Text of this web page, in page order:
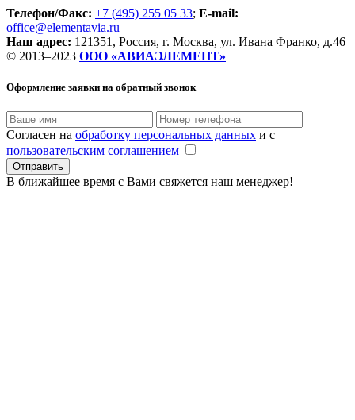
Телефон/Факс: +7 (495) 255 05 33; E-mail:
office@elementavia.ru
Наш адрес: 121351, Россия, г. Москва, ул. Ивана Франко, д.46
© 2013–2023 ООО «АВИАЭЛЕМЕНТ»
Оформление заявки на обратный звонок
Согласен на обработку персональных данных и с
пользовательским соглашением
В ближайшее время с Вами свяжется наш менеджер!